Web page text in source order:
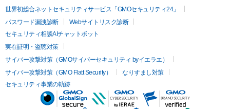
世界初総合ネットセキュリティサービス「GMOセキュリティ24」
パスワード漏洩診断
Webサイトリスク診断
セキュリティ相談AIチャットボット
実在証明・盗聴対策
サイバー攻撃対策（GMOサイバーセキュリティ byイエラエ）
サイバー攻撃対策（GMO Flatt Security）
なりすまし対策
セキュリティ事業の軌跡